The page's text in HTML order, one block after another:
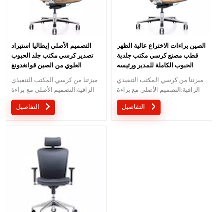
التصميم الأصلي إيطاليا استيراد
تصدير كرسي مكتب جلد الحبوب
العلوي من الصين قوانغدونغ
ميزتنا من كرسي المكتب التنفيذي
الراقية:التصميم الأصلي مع براءة
اختراع في الصين ؛ مريح آلية
التحكم في سلك تصميم براءات
الصين براءات الاختراع عالية الظهر
قطب مصنع كرسي مكتب جلدية
الحبوب الكاملة للمدير ورئيسه
ميزتنا من كرسي المكتب التنفيذي
الراقية:التصميم الأصلي مع براءة
اختراع في الصين ؛ مريح آلية
التحكم في سلك تصميم براءات